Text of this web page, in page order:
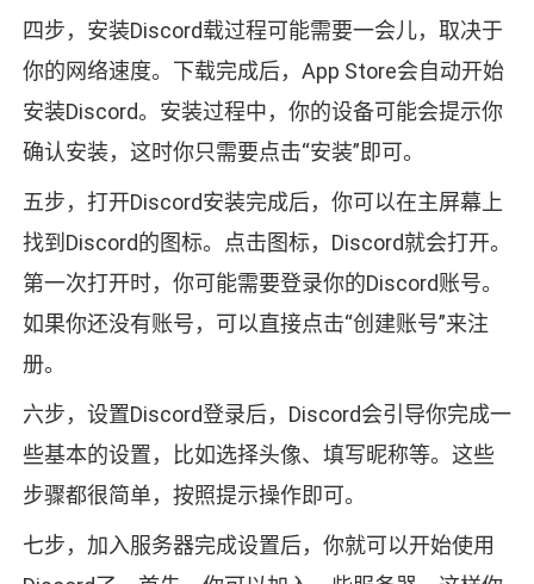
四步，安装Discord载过程可能需要一会儿，取决于
你的网络速度。下载完成后，App Store会自动开始
安装Discord。安装过程中，你的设备可能会提示你
确认安装，这时你只需要点击“安装”即可。
五步，打开Discord安装完成后，你可以在主屏幕上
找到Discord的图标。点击图标，Discord就会打开。
第一次打开时，你可能需要登录你的Discord账号。
如果你还没有账号，可以直接点击“创建账号”来注
册。
六步，设置Discord登录后，Discord会引导你完成一
些基本的设置，比如选择头像、填写昵称等。这些
步骤都很简单，按照提示操作即可。
七步，加入服务器完成设置后，你就可以开始使用